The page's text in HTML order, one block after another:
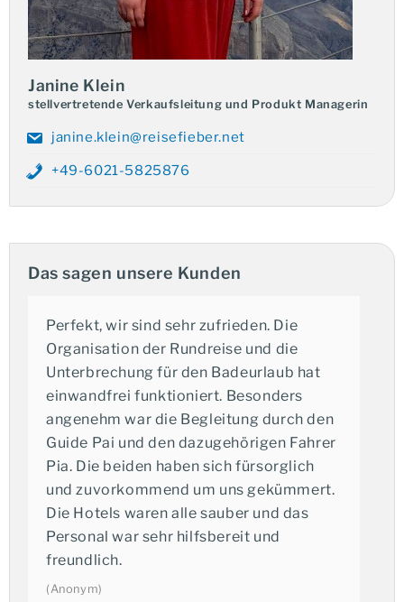
Nordthailands, mit ihren Bergen, Schluchten und
dichtem Dschungel, lädt zu Entdeckungstouren ein.
Ein besonderes Erlebnis ist auch die Begegnung mit
Padaung, Hmong, Lisu und Akha-Stämmen, bei der Sie
Mit dem Laden des Videos akzeptieren Sie die
Datenschutzerklärung von YouTube
Entspannung in Khao Lak
Nach den ereignisreichen Tagen im Norden rundet ein
Badeaufenthalt Ihre Reise ab.
Khao Lakerwarten Sie weitläufige Strände und
klares Wasser. Dieser Ort bietet die ideale Kulisse, um
in Ruhe die Seele baumeln zu lassen und die Schönheit
Janine Klein
stellvertretende Verkaufsleitung und Produkt Managerin
janine.klein@reisefieber.net
+49-6021-5825876
Das sagen unsere Kunden
Perfekt, wir sind sehr zufrieden. Die
Organisation der Rundreise und die
Unterbrechung für den Badeurlaub hat
einwandfrei funktioniert. Besonders
angenehm war die Begleitung durch den
Guide Pai und den dazugehörigen Fahrer
Pia. Die beiden haben sich fürsorglich
und zuvorkommend um uns gekümmert.
Die Hotels waren alle sauber und das
Personal war sehr hilfsbereit und
freundlich.
(Anonym)